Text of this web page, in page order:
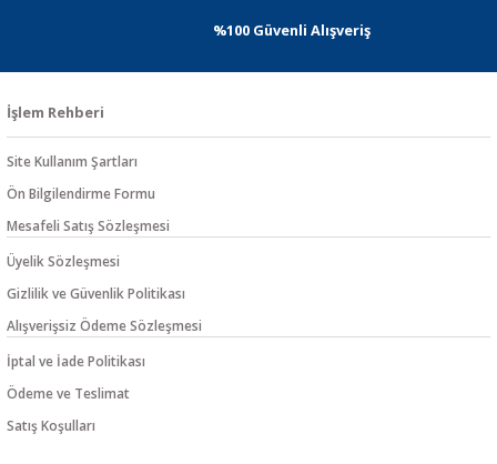
%100 Güvenli Alışveriş
İşlem Rehberi
Site Kullanım Şartları
Ön Bilgilendirme Formu
Mesafeli Satış Sözleşmesi
Üyelik Sözleşmesi
Gizlilik ve Güvenlik Politikası
Alışverişsiz Ödeme Sözleşmesi
İptal ve İade Politikası
Ödeme ve Teslimat
Satış Koşulları